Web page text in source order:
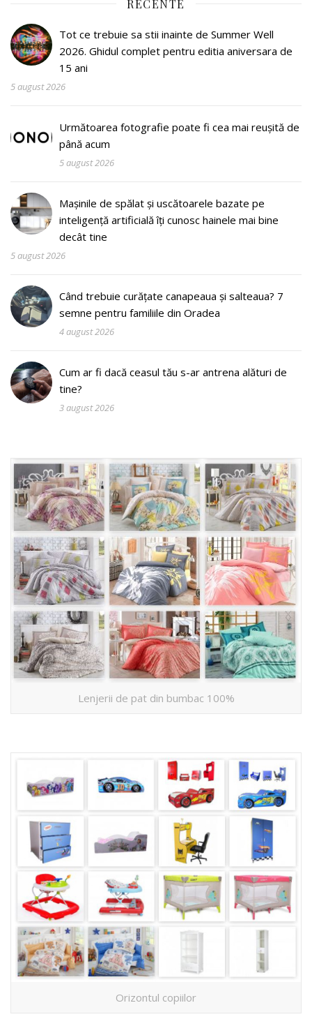
RECENTE
Tot ce trebuie sa stii inainte de Summer Well
2026. Ghidul complet pentru editia aniversara de
15 ani
5 august 2026
Următoarea fotografie poate fi cea mai reușită de
până acum
5 august 2026
Mașinile de spălat și uscătoarele bazate pe
inteligență artificială îți cunosc hainele mai bine
decât tine
5 august 2026
Când trebuie curățate canapeaua și salteaua? 7
semne pentru familiile din Oradea
4 august 2026
Cum ar fi dacă ceasul tău s-ar antrena alături de
tine?
3 august 2026
Lenjerii de pat din bumbac 100%
Orizontul copiilor